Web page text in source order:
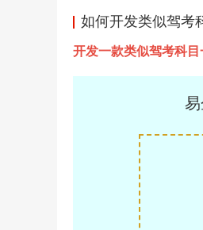
如何开发类似驾考
开发一款类似驾考科